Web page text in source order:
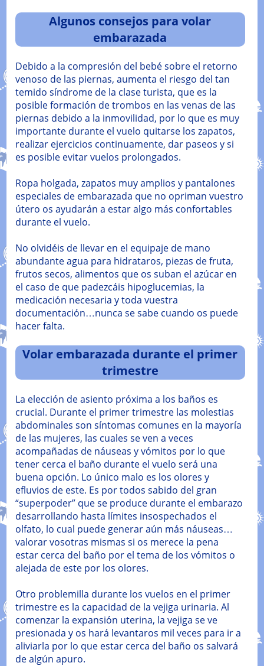
Algunos consejos para volar
embarazada
Debido a la compresión del bebé sobre el retorno
venoso de las piernas, aumenta el riesgo del tan
temido síndrome de la clase turista, que es la
posible formación de trombos en las venas de las
piernas debido a la inmovilidad, por lo que es muy
importante durante el vuelo quitarse los zapatos,
realizar ejercicios continuamente, dar paseos y si
es posible evitar vuelos prolongados.
Ropa holgada, zapatos muy amplios y pantalones
especiales de embarazada que no opriman vuestro
útero os ayudarán a estar algo más confortables
durante el vuelo.
No olvidéis de llevar en el equipaje de mano
abundante agua para hidrataros, piezas de fruta,
frutos secos, alimentos que os suban el azúcar en
el caso de que padezcáis hipoglucemias, la
medicación necesaria y toda vuestra
documentación…nunca se sabe cuando os puede
hacer falta.
Volar embarazada durante el primer
trimestre
La elección de asiento próxima a los baños es
crucial. Durante el primer trimestre las molestias
abdominales son síntomas comunes en la mayoría
de las mujeres, las cuales se ven a veces
acompañadas de náuseas y vómitos por lo que
tener cerca el baño durante el vuelo será una
buena opción. Lo único malo es los olores y
efluvios de este. Es por todos sabido del gran
“superpoder” que se produce durante el embarazo
desarrollando hasta límites insospechados el
olfato, lo cual puede generar aún más náuseas…
valorar vosotras mismas si os merece la pena
estar cerca del baño por el tema de los vómitos o
alejada de este por los olores.
Otro problemilla durante los vuelos en el primer
trimestre es la capacidad de la vejiga urinaria. Al
comenzar la expansión uterina, la vejiga se ve
presionada y os hará levantaros mil veces para ir a
aliviarla por lo que estar cerca del baño os salvará
de algún apuro.